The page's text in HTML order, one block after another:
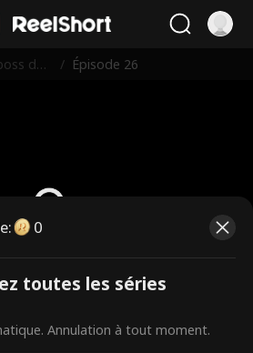
dan
/ Épisode 26
épisodes payants.
pour regarder.
: 0
toutes les séries
Annulation à tout moment.